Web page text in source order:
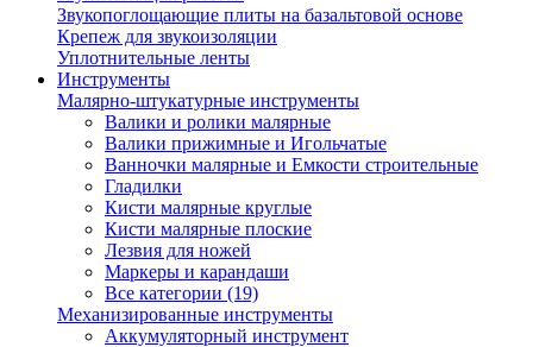
Звукопоглощающие плиты на базальтовой основе
Крепеж для звукоизоляции
Уплотнительные ленты
Инструменты
Малярно-штукатурные инструменты
Валики и ролики малярные
Валики прижимные и Игольчатые
Ванночки малярные и Емкости строительные
Гладилки
Кисти малярные круглые
Кисти малярные плоские
Лезвия для ножей
Маркеры и карандаши
Все категории (19)
Механизированные инструменты
Аккумуляторный инструмент